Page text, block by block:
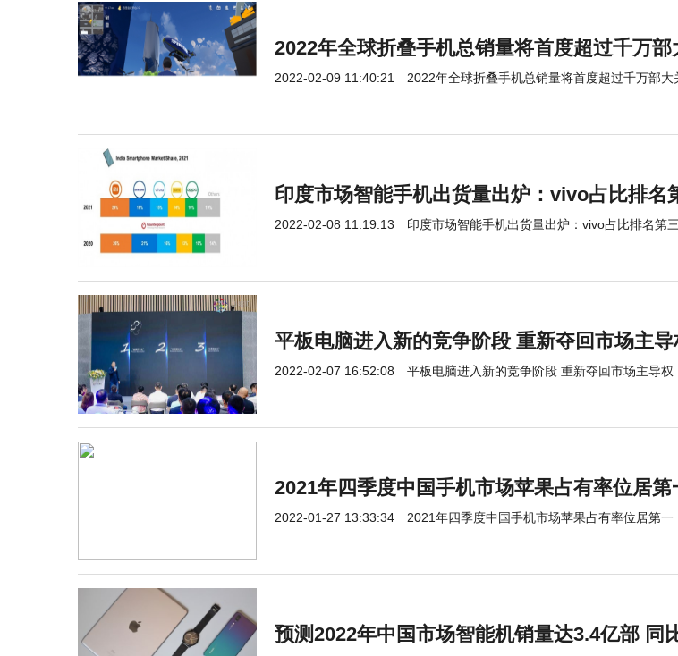
2022年全球折叠手机总销量将首度超过千万部
2022-02-09 11:40:21 2022年全球折叠手机总销量将首度超过千万部大
印度市场智能手机出货量出炉：vivo占比排名
2022-02-08 11:19:13 印度市场智能手机出货量出炉：vivo占比排名第三
平板电脑进入新的竞争阶段 重新夺回市场主导
2022-02-07 16:52:08 平板电脑进入新的竞争阶段 重新夺回市场主导权
2021年四季度中国手机市场苹果占有率位居第
2022-01-27 13:33:34 2021年四季度中国手机市场苹果占有率位居第一
预测2022年中国市场智能机销量达3.4亿部 同